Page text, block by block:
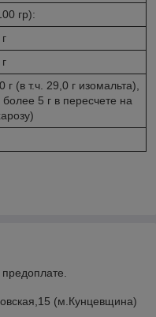
гр):
г (в т.ч. 29,0 г изомальта),
более 5 г в пересчете на
(м.Кунцевщина)